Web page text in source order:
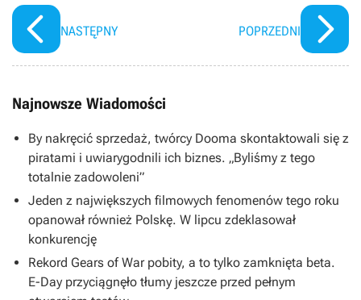
NASTĘPNY POPRZEDNI
Najnowsze Wiadomości
By nakręcić sprzedaż, twórcy Dooma skontaktowali się z
piratami i uwiarygodnili ich biznes. „Byliśmy z tego
totalnie zadowoleni”
Jeden z największych filmowych fenomenów tego roku
opanował również Polskę. W lipcu zdeklasował
konkurencję
Rekord Gears of War pobity, a to tylko zamknięta beta.
E-Day przyciągnęło tłumy jeszcze przed pełnym